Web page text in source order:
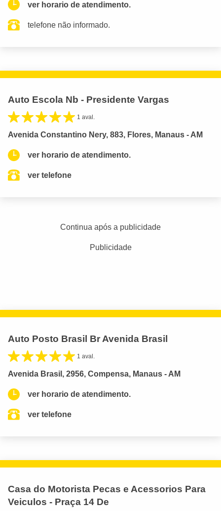
ver horario de atendimento.
telefone não informado.
Auto Escola Nb - Presidente Vargas
1 aval.
Avenida Constantino Nery, 883, Flores, Manaus - AM
ver horario de atendimento.
ver telefone
Continua após a publicidade
Publicidade
Auto Posto Brasil Br Avenida Brasil
1 aval.
Avenida Brasil, 2956, Compensa, Manaus - AM
ver horario de atendimento.
ver telefone
Casa do Motorista Pecas e Acessorios Para
Veiculos - Praça 14 De